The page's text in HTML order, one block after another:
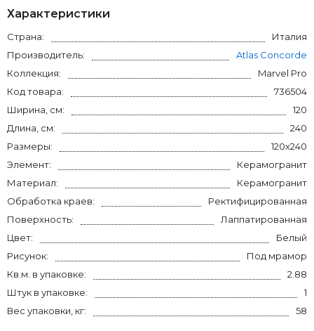
Характеристики
Страна:
Италия
Производитель:
Atlas Concorde
Коллекция:
Marvel Pro
Код товара:
736504
Ширина, см:
120
Длина, см:
240
Размеры:
120x240
Элемент:
Керамогранит
Материал:
Керамогранит
Обработка краев:
Ректифицированная
Поверхность:
Лаппатированная
Цвет:
Белый
Рисунок:
Под мрамор
Кв.м. в упаковке:
2.88
Штук в упаковке:
1
Вес упаковки, кг:
58